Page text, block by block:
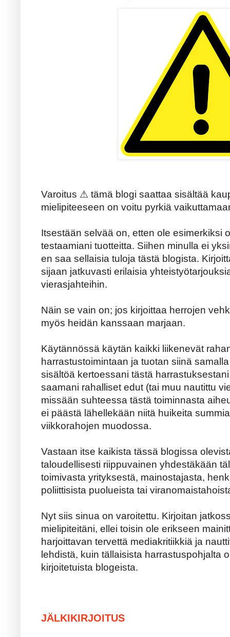
Varoitus ⚠ tämä blogi saattaa sisältää
mielipiteeseen on voitu pyrkiä
Itsestään selvää on, etten ole esimerkiksi
testaamiani tuotteitta. Siihen minulla ei
en saa sellaisia tuloja tästä blogista.
sijaan jatkuvasti erilaisia
vierasjahteihin.
Näin se vain on; jos kirjoittaa herrojen
myös heidän kanssaan marjaan.
Käytännössä käytän kaikki liikenevät
harrastustoimintaan ja tuotan siinä
sisältöä kertoessani tästä
saamani rahalliset edut (tai muu nautittu
missään suhteessa tästä toiminnasta
ei päästä lähellekään niitä huikeita
viikkorahojen muodossa.
Vastaan itse kaikista tässä blogissa
taloudellisesti riippuvainen yhdestäkään
toimivasta yrityksestä, mainostajasta,
poliittisista puolueista tai
Nyt siis sinua on varoitettu. Kirjoitan
mielipiteitäni, ellei toisin ole erikseen
harjoittavan tervettä mediakritiikkiä ja
lehdistä, kuin tällaisista harrastuspohjalta
kirjoitetuista blogeista.
JÄLKIKIRJOITUS